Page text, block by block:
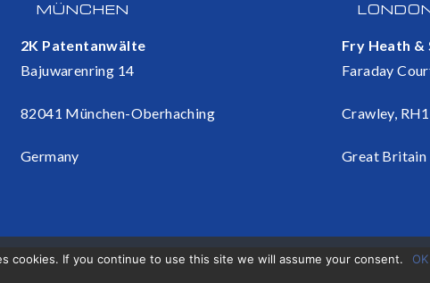
MÜNCHEN
2K Patentanwälte
Bajuwarenring 14
82041 München-Oberhaching
Germany
Fry Heath &
Faraday
Crawley,
Great Britain
cookies. If you continue to use this site we will assume your consent. OK